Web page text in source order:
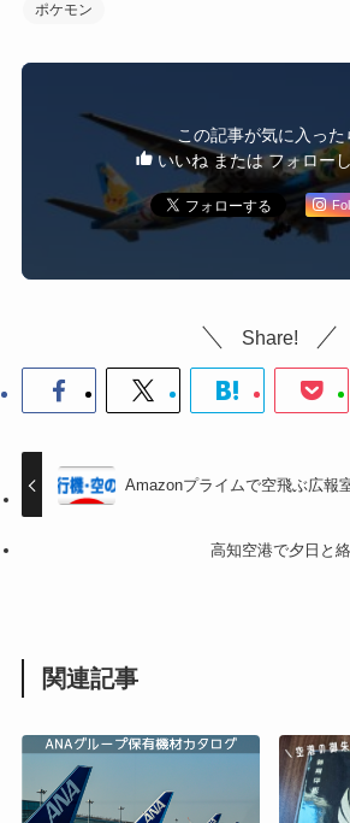
ポケモン
この記事が気に入った
いいね または フォローし
Share!
Amazonプライムで空飛ぶ広報
高知空港で夕日と
関連記事